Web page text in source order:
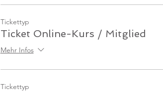
Tickettyp
Ticket Online-Kurs / Mitglied
Mehr Infos
Tickettyp